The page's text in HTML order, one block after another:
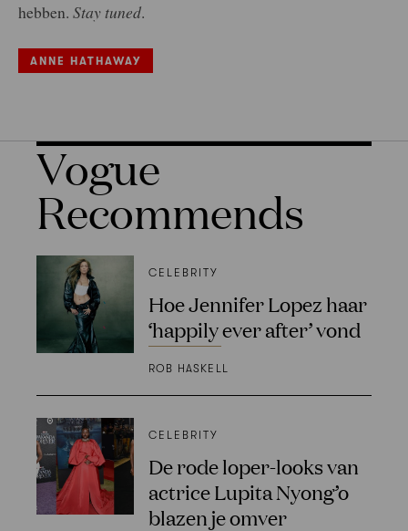
hebben. Stay tuned.
ANNE HATHAWAY
Vogue
Recommends
CELEBRITY
Hoe Jennifer Lopez haar
‘happily ever after’ vond
ROB HASKELL
CELEBRITY
De rode loper-looks van
actrice Lupita Nyong’o
blazen je omver